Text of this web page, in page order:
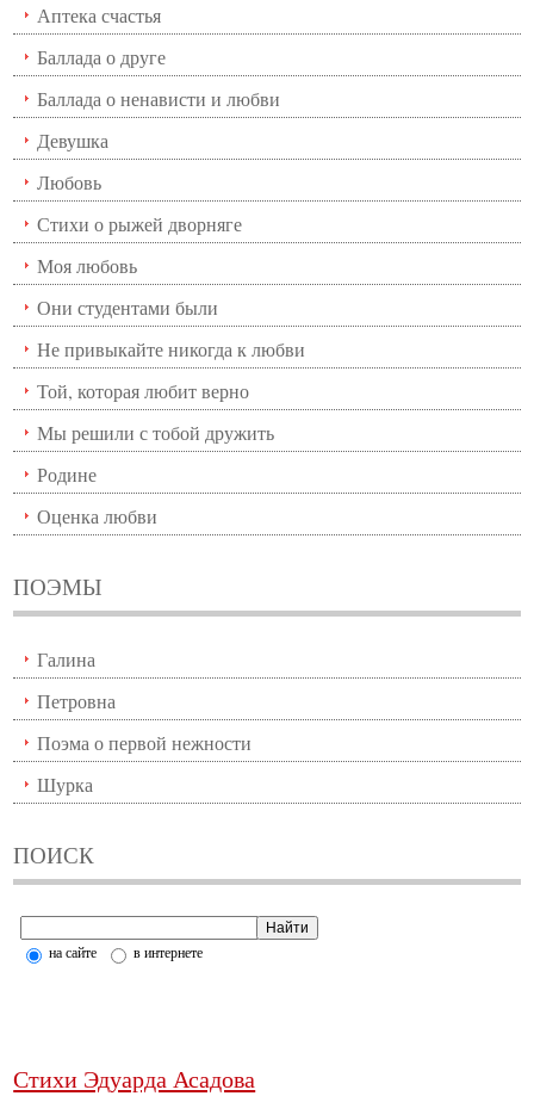
Аптека счастья
Баллада о друге
Баллада о ненависти и любви
Девушка
Любовь
Стихи о рыжей дворняге
Моя любовь
Они студентами были
Не привыкайте никогда к любви
Той, которая любит верно
Мы решили с тобой дружить
Родине
Оценка любви
ПОЭМЫ
Галина
Петровна
Поэма о первой нежности
Шурка
ПОИСК
на сайте в интернете
Стихи Эдуарда Асадова